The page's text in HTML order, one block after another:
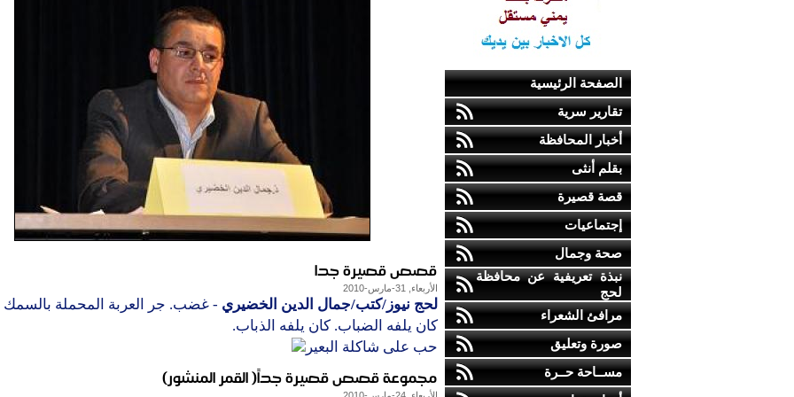
الصفحة الرئيسية
تقارير سرية
أخبار المحافظة
بقلم أنثى
قصة قصيرة
إجتماعيات
صحة وجمال
نبذة تعريفية عن محافظة
لحج
مرافئ الشعراء
صورة وتعليق
مســاحة حــرة
قصص قصيرة جدا
الأربعاء, 31-مارس-2010
لحج نيوز/كتب/جمال الدين الخضيري - غضب. جر العربة المحملة
كان يلفه الضباب. كان يلفه الذباب.
حب على شاكلة البعير
مجموعة قصص قصيرة جداً( القمر المنشور)